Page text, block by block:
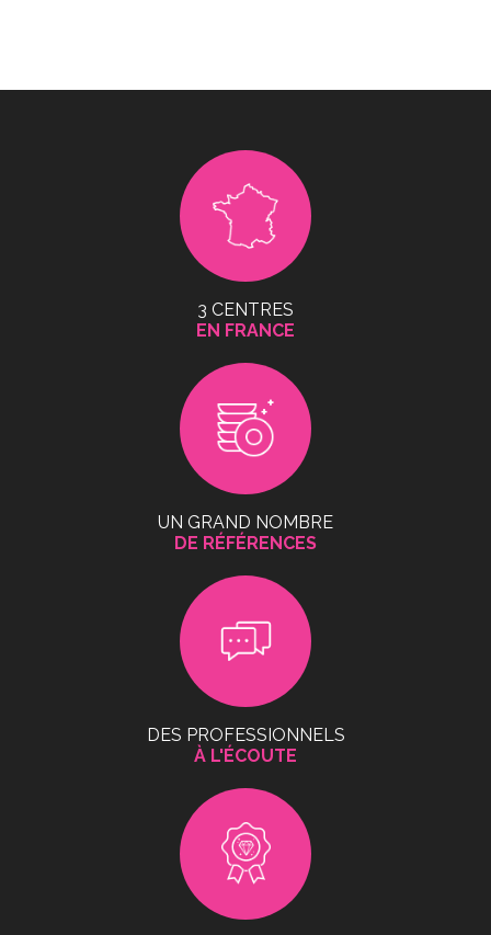
3 CENTRES
EN FRANCE
UN GRAND NOMBRE
DE RÉFÉRENCES
DES PROFESSIONNELS
À L'ÉCOUTE